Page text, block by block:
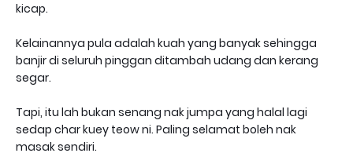
kicap.
Kelainannya pula adalah kuah yang banyak sehingga
banjir di seluruh pinggan ditambah udang dan kerang
segar.
Tapi, itu lah bukan senang nak jumpa yang halal lagi
sedap char kuey teow ni. Paling selamat boleh nak
masak sendiri.